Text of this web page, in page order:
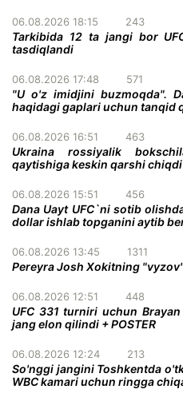
06.08.2026 18:15 243
Tarkibida 12 ta jangi bor
tasdiqlandi
06.08.2026 17:48 571
"U o'z imidjini buzmoqda".
haqidagi gaplari uchun tanqid
06.08.2026 16:51 463
Ukraina rossiyalik
qaytishiga keskin qarshi chiqdi
06.08.2026 15:51 456
Dana Uayt UFC`ni sotib
dollar ishlab topganini aytib
06.08.2026 13:45 1311
Pereyra Josh Xokitning
06.08.2026 12:51 448
UFC 331 turniri uchun
jang elon qilindi + POSTER
06.08.2026 12:24 213
So'nggi jangini Toshkentda
WBC kamari uchun ringga